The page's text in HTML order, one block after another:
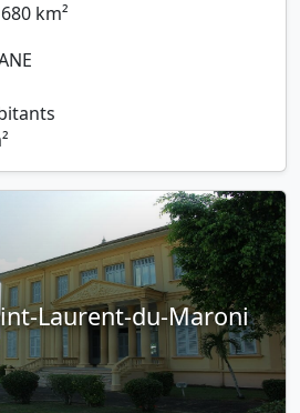
km²
Laurent-du-Maroni